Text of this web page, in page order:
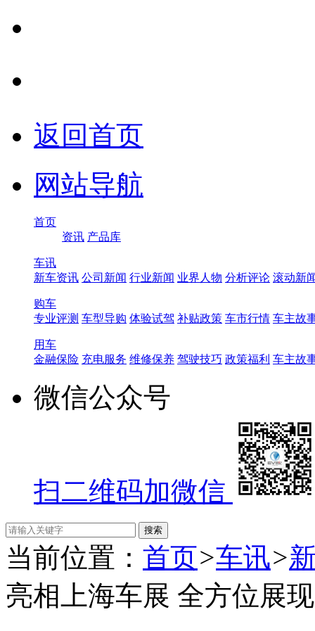
返回首页
网站导航
首页
资讯 产品库
车讯
新车资讯 公司新闻 行业新闻 业界人物 分析评论 滚动新
购车
专业评测 车型导购 体验试驾 补贴政策 车市行情 车主故
用车
金融保险 充电服务 维修保养 驾驶技巧 政策福利 车主故
微信公众号
扫二维码加微信
当前位置： 首页>车讯>
亮相上海车展 全方位展